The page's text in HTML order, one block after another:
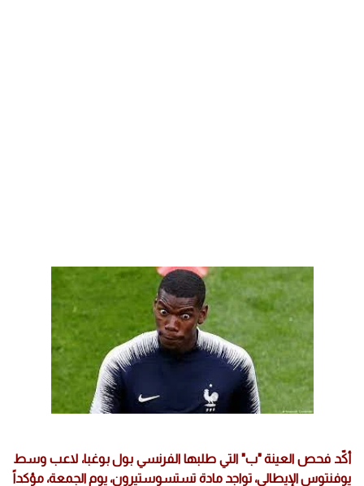
أكّد فحص العينة "ب" التي طلبها الفرنسي بول بوغبا، لاعب وسط
يوفنتوس الإيطالي، تواجد مادة تستسوستيرون، يوم الجمعة، مؤكداً